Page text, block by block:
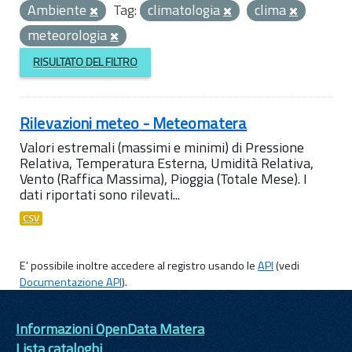
Ambiente
Tag: climatologia
clima
meteorologia
RISULTATO DEL FILTRO
Rilevazioni meteo - Meteomatera
Valori estremali (massimi e minimi) di Pressione
Relativa, Temperatura Esterna, Umidità Relativa,
Vento (Raffica Massima), Pioggia (Totale Mese). I
dati riportati sono rilevati...
CSV
E' possibile inoltre accedere al registro usando leAPI(vedi
Documentazione API).
Informazioni OpenData Matera